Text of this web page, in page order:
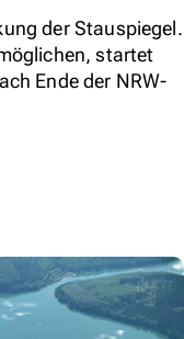
der Stauspiegel.
startet
Ende der NRW-